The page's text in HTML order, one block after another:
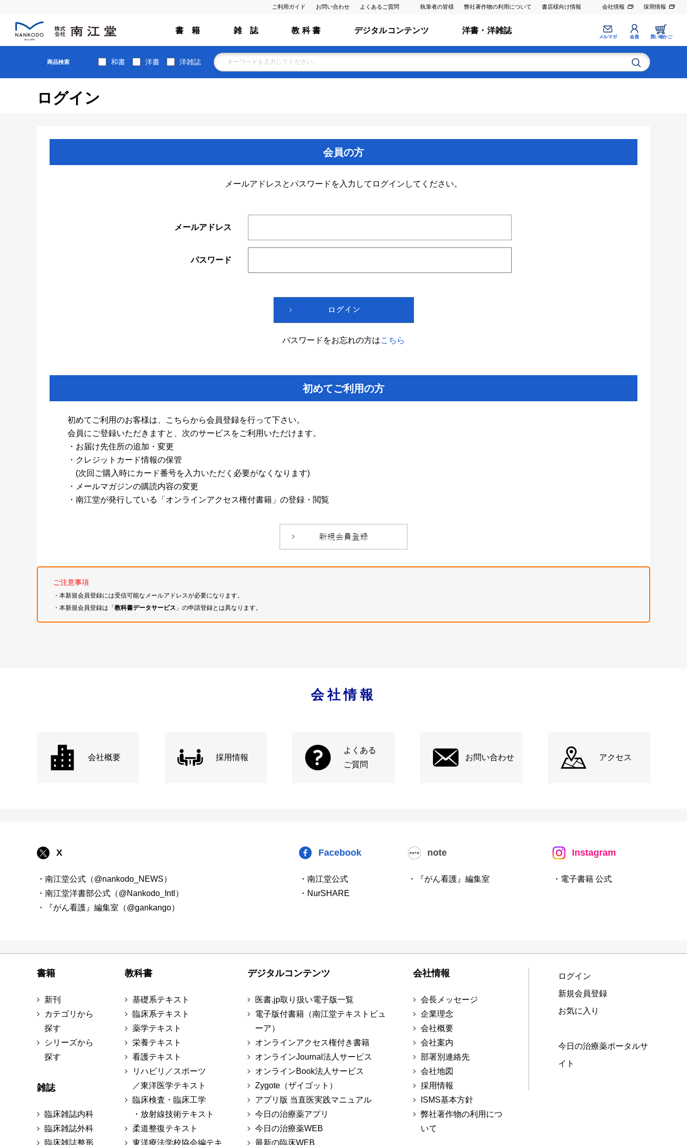
ご利用ガイド お問い合わせ よくあるご質問 執筆者の皆様 弊社著作物の利用について 書店様向け情報 会社情報 採用情報
書 籍 雑 誌 教 科 書 デジタルコンテンツ 洋書・洋雑誌
メルマガ 会員 買い物かご
商品検索 和書 洋書 洋雑誌
ログイン
会員の方
メールアドレスとパスワードを入力してログインしてください。
メールアドレス
パスワード
パスワードをお忘れの方はこちら
初めてご利用の方
初めてご利用のお客様は、こちらから会員登録を行って下さい。
会員にご登録いただきますと、次のサービスをご利用いただけます。
・お届け先住所の追加・変更
・クレジットカード情報の保管
(次回ご購入時にカード番号を入力いただく必要がなくなります)
・メールマガジンの購読内容の変更
・南江堂が発行している「オンラインアクセス権付書籍」の登録・閲覧
ご注意事項
・本新規会員登録には受信可能なメールアドレスが必要になります。
・本新規会員登録は「教科書データサービス 」の申請登録とは異なります。
会社情報
会社概要 採用情報
よくある
ご質問
お問い合わせ アクセス
X
・南江堂公式（@nankodo_NEWS）
・南江堂洋書部公式（@Nankodo_Intl）
・『がん看護』編集室（@gankango）
Facebook
・南江堂公式
・NurSHARE
note
・『がん看護』編集室
Instagram
・電子書籍 公式
書籍
新刊
カテゴリから
探す
シリーズから
探す
雑誌
臨床雑誌内科
臨床雑誌外科
臨床雑誌整形
教科書
基礎系テキスト
臨床系テキスト
薬学テキスト
栄養テキスト
看護テキスト
リハビリ／スポーツ
／東洋医学テキスト
臨床検査・臨床工学
・放射線技術テキスト
柔道整復テキスト
東洋療法学校協会編テキ
デジタルコンテンツ
医書.jp取り扱い電子版一覧
電子版付書籍（南江堂テキストビュ
ーア）
オンラインアクセス権付き書籍
オンラインJournal法人サービス
オンラインBook法人サービス
Zygote（ザイゴット）
アプリ版 当直医実践マニュアル
今日の治療薬アプリ
今日の治療薬WEB
最新の臨床WEB
会社情報
会長メッセージ
企業理念
会社概要
会社案内
部署別連絡先
会社地図
採用情報
ISMS基本方針
弊社著作物の利用につ
いて
ログイン
新規会員登録
お気に入り
今日の治療薬ポータルサ
イト